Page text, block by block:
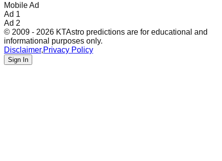
Mobile Ad
Ad 1
Ad 2
© 2009 - 2026 KTAstro predictions are for educational and
informational purposes only.
Disclaimer,Privacy Policy
Sign In